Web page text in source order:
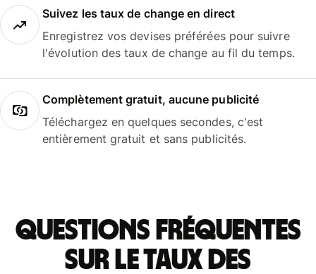
Suivez les taux de change en direct
Enregistrez vos devises préférées pour suivre
l'évolution des taux de change au fil du temps.
Complètement gratuit, aucune publicité
Téléchargez en quelques secondes, c'est
entièrement gratuit et sans publicités.
Questions fréquentes
sur le taux des